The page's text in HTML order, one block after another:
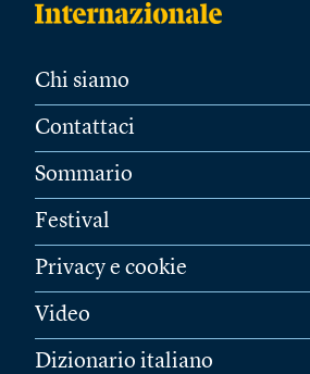
Chi siamo
Contattaci
Sommario
Festival
Privacy e cookie
Video
Dizionario italiano